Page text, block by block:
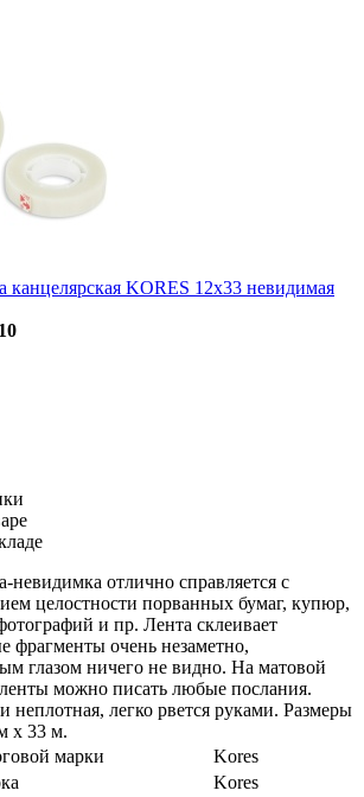
канцелярская KORES 12х33 невидимая
невидимка отлично справляется с
целостности порванных бумаг, купюр,
и пр. Лента склеивает
фрагменты очень незаметно,
глазом ничего не видно. На матовой
можно писать любые послания.
неплотная, легко рвется руками. Размеры
х 33 м.
марки
Kores
Kores